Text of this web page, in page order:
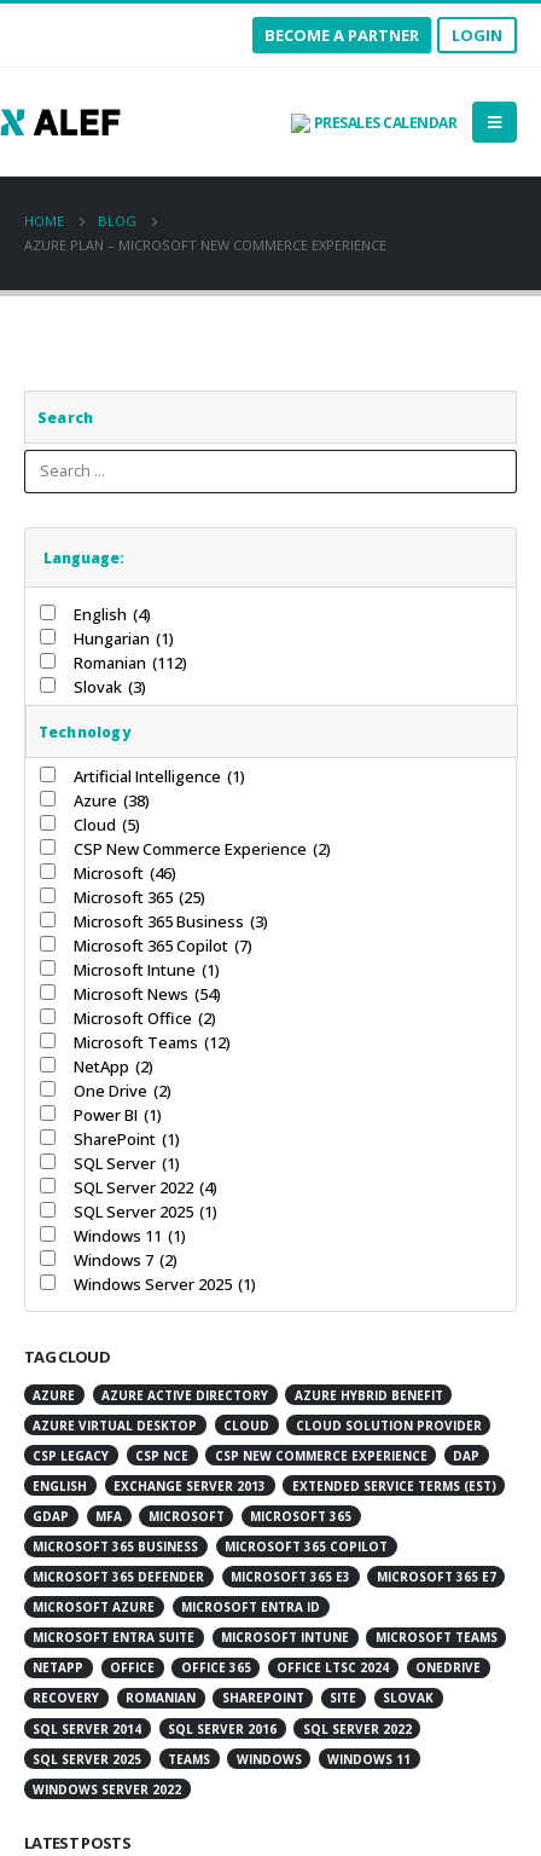
BECOME A PARTNER LOGIN
PRESALES CALENDAR
HOME
BLOG
AZURE PLAN – MICROSOFT NEW COMMERCE EXPERIENCE
Search
Language:
English (4)
Hungarian (1)
Romanian (112)
Slovak (3)
Technology
Artificial Intelligence (1)
Azure (38)
Cloud (5)
CSP New Commerce Experience (2)
Microsoft (46)
Microsoft 365 (25)
Microsoft 365 Business (3)
Microsoft 365 Copilot (7)
Microsoft Intune (1)
Microsoft News (54)
Microsoft Office (2)
Microsoft Teams (12)
NetApp (2)
One Drive (2)
Power BI (1)
SharePoint (1)
SQL Server (1)
SQL Server 2022 (4)
SQL Server 2025 (1)
Windows 11 (1)
Windows 7 (2)
Windows Server 2025 (1)
TAG CLOUD
AZURE AZURE ACTIVE DIRECTORY
AZURE HYBRID BENEFIT
AZURE VIRTUAL DESKTOP
CLOUD
CLOUD SOLUTION PROVIDER
CSP LEGACY
CSP NCE CSP NEW COMMERCE EXPERIENCE
DAP
ENGLISH
EXCHANGE SERVER 2013
EXTENDED SERVICE TERMS (EST)
GDAP
MFA MICROSOFT
MICROSOFT 365
MICROSOFT 365 BUSINESS
MICROSOFT 365 COPILOT
MICROSOFT 365 DEFENDER
MICROSOFT 365 E3
MICROSOFT 365 E7
MICROSOFT AZURE
MICROSOFT ENTRA ID
MICROSOFT ENTRA SUITE
MICROSOFT INTUNE
MICROSOFT TEAMS
NETAPP
OFFICE OFFICE 365 OFFICE LTSC 2024
ONEDRIVE
RECOVERY
ROMANIAN SHAREPOINT SITE
SLOVAK
SQL SERVER 2014
SQL SERVER 2016
SQL SERVER 2022
SQL SERVER 2025
TEAMS WINDOWS
WINDOWS 11
WINDOWS SERVER 2022
LATEST POSTS